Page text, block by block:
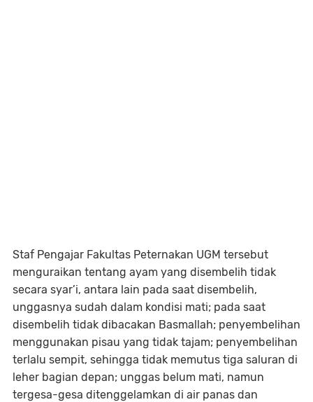
Staf Pengajar Fakultas Peternakan UGM tersebut
menguraikan tentang ayam yang disembelih tidak
secara syar’i, antara lain pada saat disembelih,
unggasnya sudah dalam kondisi mati; pada saat
disembelih tidak dibacakan Basmallah; penyembelihan
menggunakan pisau yang tidak tajam; penyembelihan
terlalu sempit, sehingga tidak memutus tiga saluran di
leher bagian depan; unggas belum mati, namun
tergesa-gesa ditenggelamkan di air panas dan